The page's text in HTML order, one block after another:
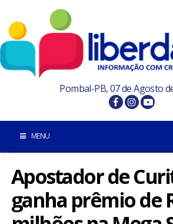
Pombal-PB, 07 de Agosto
MENU
POMBAL E REGIÃO
Apostador de
ganha prêmio de